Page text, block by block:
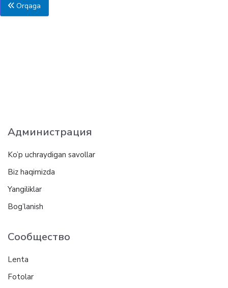
Orqaga
Администрация
Ko’p uchraydigan savollar
Biz haqimizda
Yangiliklar
Bog’lanish
Сообщество
Lenta
Fotolar